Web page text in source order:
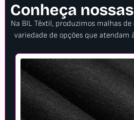
Conheça
Na BIL Têxtil, produzimos malhas
variedade de opções que atendam